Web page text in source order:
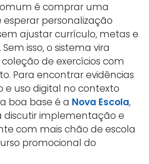
é comprar uma
personalização
ajustar currículo, metas e
isso, o sistema vira
de exercícios com
Para encontrar evidências
e uso digital no contexto
boa base é a Nova Escola,
discutir implementação e
com mais chão de escola
promocional do